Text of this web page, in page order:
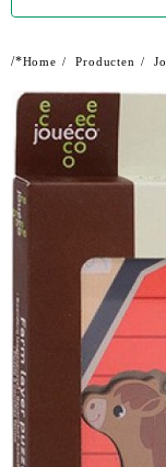
/*Home Producten